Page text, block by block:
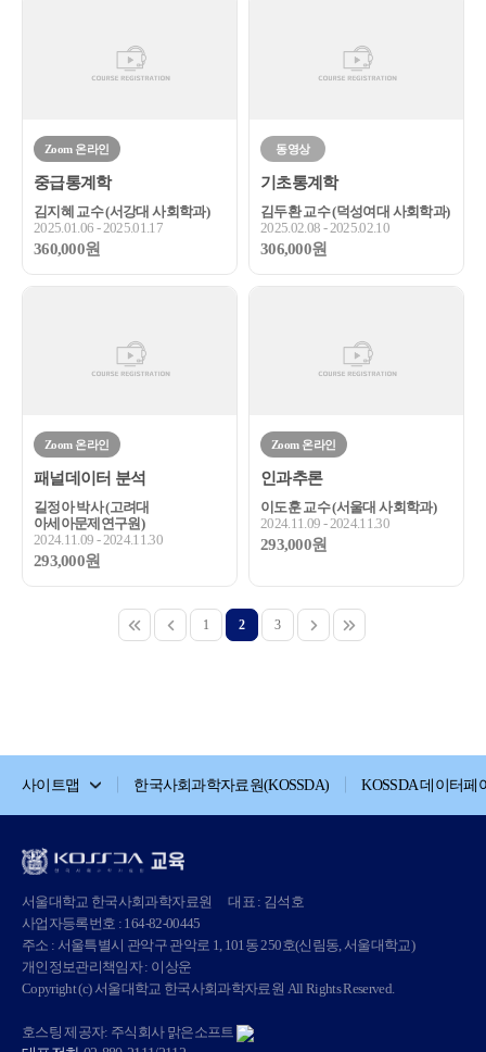
Zoom 온라인
중급통계학
김지혜 교수 (서강대 사회학과)
2025.01.06 - 2025.01.17
360,000원
동영상
기초통계학
김두환 교수 (덕성여대 사회학과)
2025.02.08 - 2025.02.10
306,000원
Zoom 온라인
패널데이터 분석
길정아 박사 (고려대
아세아문제연구원)
2024.11.09 - 2024.11.30
293,000원
Zoom 온라인
인과추론
이도훈 교수 (서울대 사회학과)
2024.11.09 - 2024.11.30
293,000원
1 2 3
사이트맵 한국사회과학자료원(KOSSDA) KOSSDA 데이터페
서울대학교 한국사회과학자료원
대표 : 김석호
사업자등록번호 : 164-82-00445
주소 : 서울특별시 관악구 관악로 1, 101동 250호(신림동, 서울대학교)
개인정보관리책임자 : 이상운
Copyright (c) 서울대학교 한국사회과학자료원 All Rights Reserved.
호스팅 제공자: 주식회사 맑은소프트